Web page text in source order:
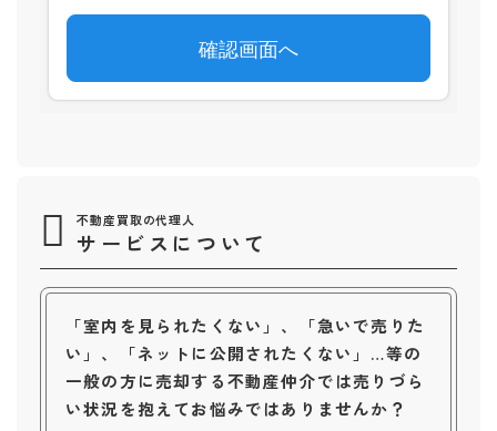
不動産買取の代理人
サービスについて
「室内を見られたくない」、「急いで売りた
い」、「ネットに公開されたくない」…等の
一般の方に売却する不動産仲介では売りづら
い状況を抱えてお悩みではありませんか？